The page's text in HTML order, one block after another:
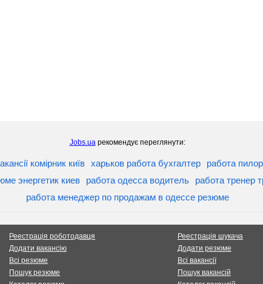
Jobs.uaрекомендує переглянути:
комірник київ харьков работа бухгалтер работа
энергетик киев работа одесса водитель
работа тренер
работа менеджер по продажам в одессе резюме
Реестрація роботодавця
Додати вакансію
Всі резюме
Пошук резюме
Реестрація шукача
Додати резюме
Всі вакансії
Пошук вакансій